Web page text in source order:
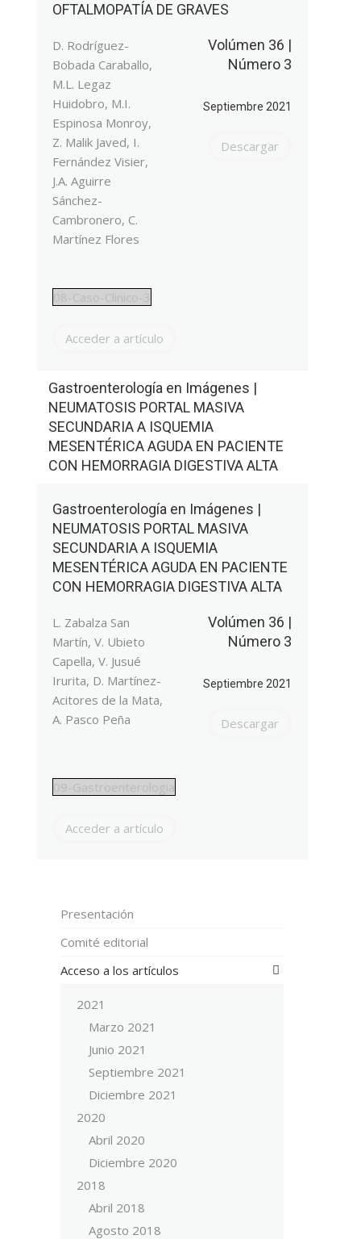
OFTALMOPATÍA DE GRAVES
D. Rodríguez-
Bobada Caraballo,
M.L. Legaz
Huidobro, M.I.
Espinosa Monroy,
Z. Malik Javed, I.
Fernández Visier,
J.A. Aguirre
Sánchez-
Cambronero, C.
Martínez Flores
Volúmen 36 |
Número 3
Septiembre 2021
Descargar
08-Caso-Clinico-3
Acceder a artículo
Gastroenterología en Imágenes |
NEUMATOSIS PORTAL MASIVA
SECUNDARIA A ISQUEMIA
MESENTÉRICA AGUDA EN PACIENTE
CON HEMORRAGIA DIGESTIVA ALTA
Gastroenterología en Imágenes |
NEUMATOSIS PORTAL MASIVA
SECUNDARIA A ISQUEMIA
MESENTÉRICA AGUDA EN PACIENTE
CON HEMORRAGIA DIGESTIVA ALTA
L. Zabalza San
Martín, V. Ubieto
Capella, V. Jusué
Irurita, D. Martínez-
Acitores de la Mata,
A. Pasco Peña
Volúmen 36 |
Número 3
Septiembre 2021
Descargar
09-Gastroenterologia
Acceder a artículo
Presentación
Comité editorial
Acceso a los artículos
2021
Marzo 2021
Junio 2021
Septiembre 2021
Diciembre 2021
2020
Abril 2020
Diciembre 2020
2018
Abril 2018
Agosto 2018